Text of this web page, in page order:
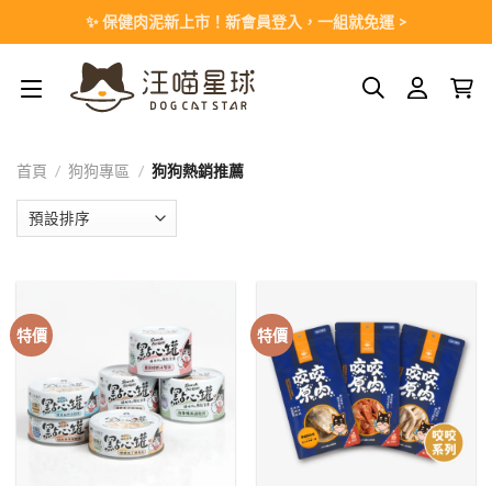
✨ 保健肉泥新上市！新會員登入，一組就免運 >
首頁 / 狗狗專區 / 狗狗熱銷推薦
特價 特價